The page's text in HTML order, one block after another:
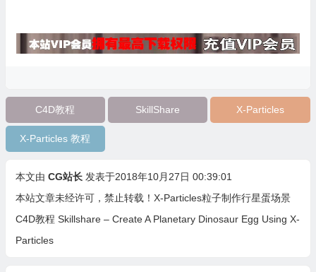
C4D教程 SkillShare X-Particles
X-Particles 教程
本文由 CG站长 发表于2018年10月27日 00:39:01
本站文章未经许可，禁止转载！ X-Particles粒子制作行星蛋场景
C4D教程 Skillshare – Create A Planetary Dinosaur Egg Using X-
Particles